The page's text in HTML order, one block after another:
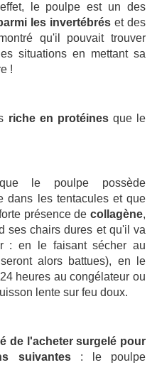
le poulpe est un des
les invertébrés et des
qu'il pouvait trouver
situations en mettant sa
!
riche en protéinesque le
le poulpe possède
dans les tentacules et que
présence de collagène,
ses chairs dures et qu'il va
: en le faisant sécher au
alors battues), en le
heures au congélateur ou
lente sur feu doux.
de l'acheter surgelé pour
suivantes : le poulpe